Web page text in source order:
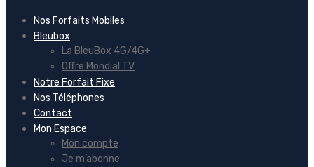
Nos Forfaits Mobiles
Bleubox
La BleuBox 4G/4G+
Offre Mondial TV
Notre Forfait Fixe
Nos Téléphones
Contact
Mon Espace
Mon compte
Je m’abonne